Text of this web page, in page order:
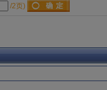
/2页)